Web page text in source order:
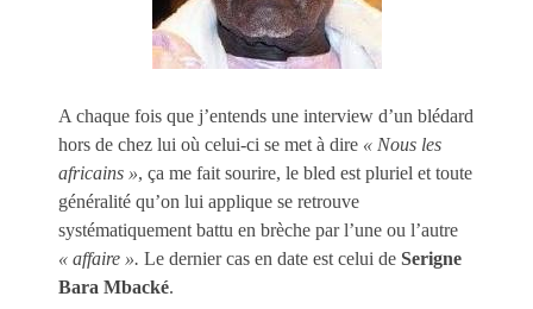
A chaque fois que j’entends une interview d’un blédard
hors de chez lui où celui-ci se met à dire « Nous les
africains », ça me fait sourire, le bled est pluriel et toute
généralité qu’on lui applique se retrouve
systématiquement battu en brèche par l’une ou l’autre
« affaire ». Le dernier cas en date est celui de Serigne
Bara Mbacké.